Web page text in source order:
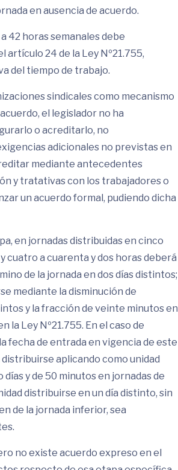
en ausencia de acuerdo.
42 horas semanales debe
artículo 24 de la Ley Nº21.755,
del tiempo de trabajo.
sindicales como mecanismo
el legislador no ha
o acreditarlo, no
adicionales no previstas en
mediante antecedentes
y tratativas con los trabajadores o
un acuerdo formal, pudiendo dicha
en jornadas distribuidas en cinco
cuatro a cuarenta y dos horas deberá
de la jornada en dos días distintos;
mediante la disminución de
y la fracción de veinte minutos en
la Ley Nº21.755. En el caso de
fecha de entrada en vigencia de este
aplicando como unidad
y de 50 minutos en jornadas de
distribuirse en un día distinto, sin
de la jornada inferior, sea
no existe acuerdo expreso en el